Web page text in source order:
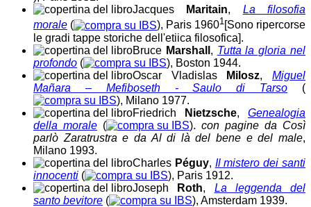
Jacques
Maritain, La filosofia
morale ( ), Paris 19601 [Sono ripercorse
le gradi tappe storiche dell'etiica filosofica].
Bruce Marshall , Tutta la gloria nel
profondo (
), Boston 1944.
Oscar Vladislas
Milosz,Miguel
Mañara – Mefiboseth - Saulo di Tarso (
), Milano 1977.
Friedrich
Nietzsche, Genealogia
della morale ( ). con pagine da Così
parlò Zaratrustra e da Al di là del bene e del male,
Milano 1993.
Charles Péguy, Il mistero dei santi
innocenti (
), Paris 1912.
Joseph
Roth, La leggenda del
santo bevitore ( ), Amsterdam 1939.